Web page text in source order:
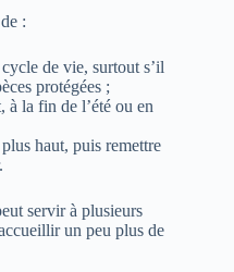
:
de vie, surtout s’il
protégées ;
à la fin de l’été ou en
haut, puis remettre
servir à plusieurs
un peu plus de